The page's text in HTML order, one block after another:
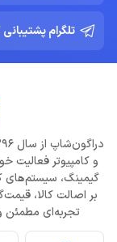
تلگرام
و کامپیوتر فعالیت
گیمینگ، سیستم‌های
بر اصالت کالا،
تجربه‌ای مطمئن